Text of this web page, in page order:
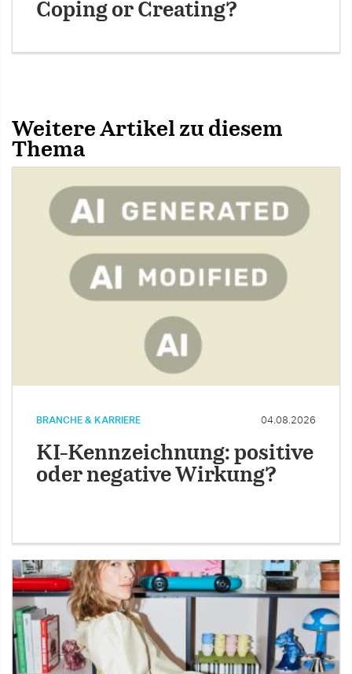
Coping or Creating?
Weitere Artikel zu diesem
Thema
BRANCHE & KARRIERE 04.08.2026
KI-Kennzeichnung: positive
oder negative Wirkung?